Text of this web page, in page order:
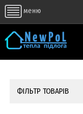
меню
ФІЛЬТР ТОВАРІВ